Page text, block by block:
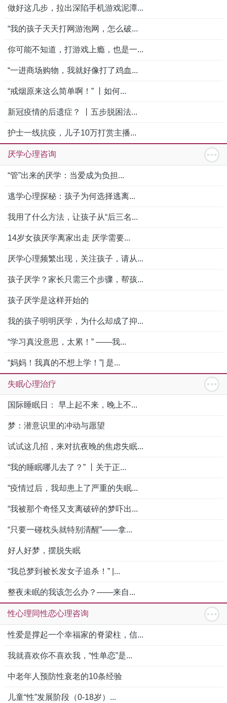
做好这几步，拉出深陷手机游戏泥潭...
“我的孩子天天打网游泡网，怎么破...
你可能不知道，打游戏上瘾，也是一...
“一进商场购物，我就好像打了鸡血...
“戒烟原来这么简单啊！” 丨如何...
新冠疫情的后遗症？ 丨五步脱困法...
护士一线抗疫，儿子10万打赏主播...
厌学心理咨询
“管”出来的厌学：当爱成为负担...
逃学心理探秘：孩子为何选择逃离...
我用了什么方法，让孩子从“后三名...
14岁女孩厌学离家出走 厌学需要...
厌学心理频繁出现，关注孩子，请从...
孩子厌学？家长只需三个步骤，帮孩...
孩子厌学是这样开始的
我的孩子明明厌学，为什么却成了抑...
“学习真没意思，太累！” ——我...
“妈妈！我真的不想上学！”| 是...
失眠心理治疗
国际睡眠日： 早上起不来，晚上不...
梦：潜意识里的冲动与愿望
试试这几招，来对抗夜晚的焦虑失眠...
“我的睡眠哪儿去了？” 丨关于正...
“疫情过后，我却患上了严重的失眠...
“我被那个奇怪又支离破碎的梦吓出...
“只要一碰枕头就特别清醒”——拿...
好人好梦，摆脱失眠
“我总梦到被长发女子追杀！” |...
整夜未眠的我该怎么办？——来自...
性心理同性恋心理咨询
性爱是撑起一个幸福家的脊梁柱，信...
我就喜欢你不喜欢我，“性单恋”是...
中老年人预防性衰老的10条经验
儿童“性”发展阶段（0-18岁）...